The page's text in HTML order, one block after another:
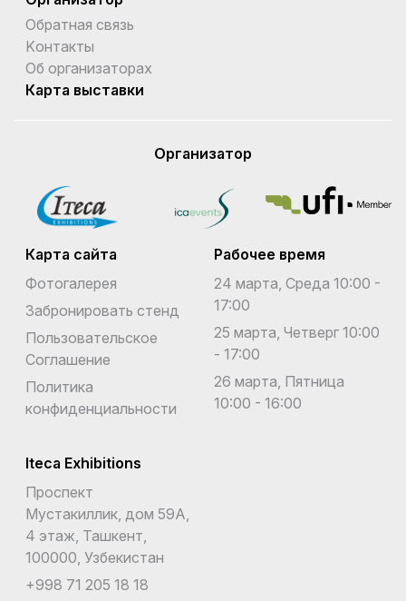
Обратная связь
Kонтакты
Об организаторах
Карта выставки
Организатор
Карта сайта
Фотогалерея
Забронировать стенд
Пользовательское
Соглашение
Политика
конфиденциальности
Рабочее время
24 марта, Среда 10:00 -
17:00
25 марта, Четверг 10:00
- 17:00
26 марта, Пятница
10:00 - 16:00
Iteca Exhibitions
Проспект
Мустакиллик, дом 59А,
4 этаж, Ташкент,
100000, Узбекистан
+998 71 205 18 18